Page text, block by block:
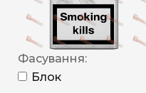
Фасування:
Блок